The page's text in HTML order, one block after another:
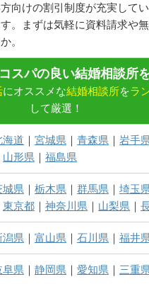
向けの割引制度が充実して
。まずは気軽に資料請求や
。
スパの良い結婚相談所
にオススメな結婚相談所をラ
して厳選！
海道 ｜ 宮城県 ｜ 青森県 ｜ 岩手
山形県 ｜ 福島県
城県 ｜ 栃木県 ｜ 群馬県 ｜ 埼玉
東京都 ｜ 神奈川県 ｜ 山梨県 ｜
潟県 ｜ 富山県 ｜ 石川県 ｜ 福井
阜県 ｜ 静岡県 ｜ 愛知県 ｜ 三重